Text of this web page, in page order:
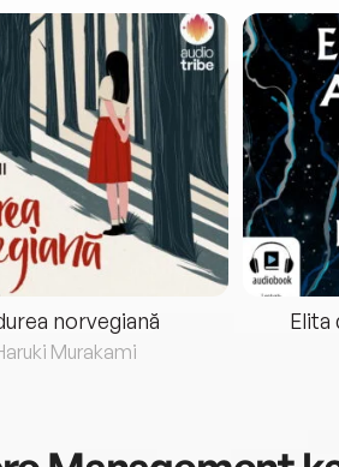
norvegiană
Murakami
Elita